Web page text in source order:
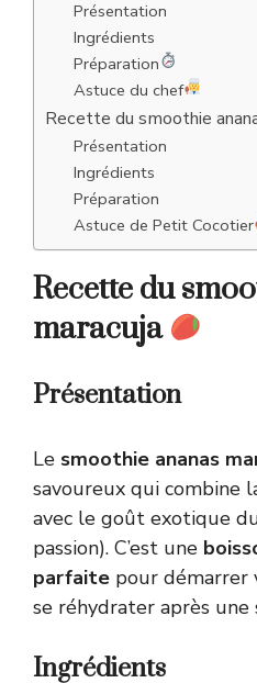
Présentation
Ingrédients
Préparation
Astuce du chef
Recette du smoothie
Présentation
Ingrédients
Préparation
Astuce de Petit Cocotier
Recette du
maracuja
Présentation
Le smoothie ananas
savoureux qui combine
avec le goût exotique
passion). C’est une
parfaite pour démarrer
se réhydrater après une
Ingrédients